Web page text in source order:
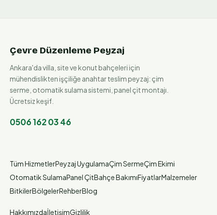
Çevre Düzenleme Peyzaj
Ankara'da villa, site ve konut bahçeleri için
mühendislikten işçiliğe anahtar teslim peyzaj: çim
serme, otomatik sulama sistemi, panel çit montajı.
Ücretsiz keşif.
0506 162 03 46
Tüm HizmetlerPeyzaj UygulamaÇim SermeÇim Ekimi
Otomatik SulamaPanel ÇitBahçe BakımıFiyatlarMalzemeler
BitkilerBölgelerRehberBlog
HakkımızdaİletişimGizlilik